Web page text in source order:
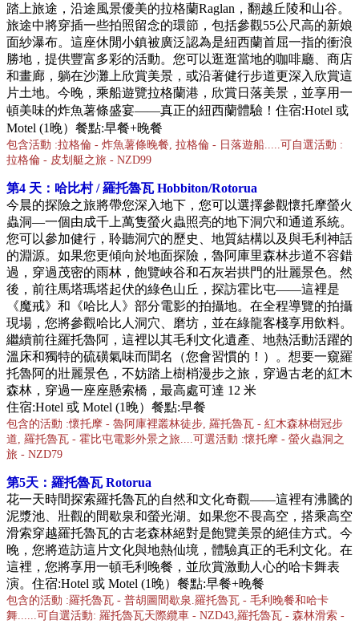
踏上旅途，沿途風景優美的拉格蘭Raglan，翻越丘陵和山谷。
旅途中將穿插一些拍照留念的環節，包括參觀55公尺高的新娘
面紗瀑布。這座休閒小鎮被廣泛認為是紐西蘭首屈一指的衝浪
勝地，提供豐富多彩的活動。您可以逛逛當地的咖啡廳、商店
和畫廊，躺在沙灘上欣賞美景，或沿著健行步道更深入欣賞這
片土地。今晚，乘船遊覽拉格蘭港，欣賞日落美景，並享用一
頓美味的炸魚薯條盛宴——真正的紐西蘭體驗！ 住宿:Hotel 或
Motel (1晚）餐點:早餐+晚餐
包含活動 :拉格倫 - 炸魚薯條晚餐, 拉格倫 - 日落遊船.....可自選活動 :
拉格倫 - 皮划艇之旅 - NZD99
第4 天：哈比村 / 羅托魯瓦Hobbiton/Rotorua
今晨的探險之旅將帶您深入地下，您可以選擇參觀懷托摩螢火
蟲洞—一個由成千上萬隻螢火蟲照亮的地下洞穴和通道系統。
您可以參加健行，聆聽洞穴的歷史、地質結構以及與毛利神話
的淵源。如果您更傾向於地面探險，魯阿庫里森林步道不容錯
過，穿過茂密的雨林，飽覽峽谷和石灰岩拱門的壯麗景色。然
後，前往馬塔瑪塔起伏的綠色山丘，探訪霍比屯——這裡是
《魔戒》和《哈比人》部分電影的拍攝地。在全程導覽的拍攝
現場，您將參觀哈比人洞穴、磨坊，並在綠龍客棧享用飲料。
繼續前往羅托魯阿，這裡以其毛利文化遺產、地熱活動活躍的
溫床和獨特的硫磺氣味而聞名（您會習慣的！）。想要一窺羅
托魯阿的壯麗景色，不妨踏上樹梢漫步之旅，穿過古老的紅木
森林，穿過一座座懸索橋，最高處可達 12 米
住宿:Hotel 或 Motel (1晚）餐點:早餐
包含的活動 :懷托摩 - 魯阿庫裡叢林徒步, 羅托魯瓦 - 紅木森林樹冠步
道, 羅托魯瓦 - 霍比屯電影外景之旅....可選活動 :懷托摩 - 螢火蟲洞之
旅 - NZD79
第5天：羅托魯瓦 Rotorua
花一天時間探索羅托魯瓦的自然和文化奇觀——這裡有沸騰的
泥漿池、壯觀的間歇泉和螢光湖。如果您不畏高空，搭乘高空
滑索穿越羅托魯瓦的古老森林絕對是飽覽美景的絕佳方式。今
晚，您將造訪這片文化與地熱仙境，體驗真正的毛利文化。在
這裡，您將享用一頓毛利晚餐，並欣賞激動人心的哈卡舞表
演。 住宿:Hotel 或 Motel (1晚）餐點:早餐+晚餐
包含的活動 :羅托魯瓦 - 普胡圖間歇泉.羅托魯瓦 - 毛利晚餐和哈卡
舞......可自選活動: 羅托魯瓦天際纜車 - NZD43,羅托魯瓦 - 森林滑索 -